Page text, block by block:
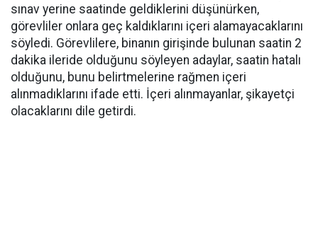
sınav yerine saatinde geldiklerini düşünürken,
görevliler onlara geç kaldıklarını içeri alamayacaklarını
söyledi. Görevlilere, binanın girişinde bulunan saatin 2
dakika ileride olduğunu söyleyen adaylar, saatin hatalı
olduğunu, bunu belirtmelerine rağmen içeri
alınmadıklarını ifade etti. İçeri alınmayanlar, şikayetçi
olacaklarını dile getirdi.